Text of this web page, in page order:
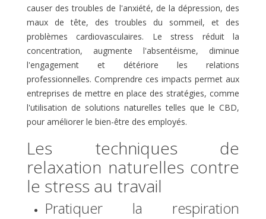
causer des troubles de l'anxiété, de la dépression, des
maux de tête, des troubles du sommeil, et des
problèmes cardiovasculaires. Le stress réduit la
concentration, augmente l'absentéisme, diminue
l'engagement et détériore les relations
professionnelles. Comprendre ces impacts permet aux
entreprises de mettre en place des stratégies, comme
l'utilisation de solutions naturelles telles que le CBD,
pour améliorer le bien-être des employés.
Les techniques de
relaxation naturelles contre
le stress au travail
Pratiquer la respiration